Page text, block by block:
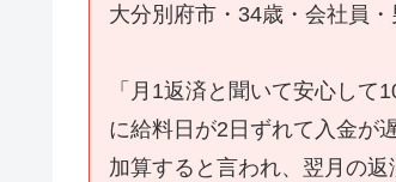
大分別府市・34歳・会社員・
「月1返済と聞いて安心し
に給料日が2日ずれて入金が
加算すると言われ、翌月の